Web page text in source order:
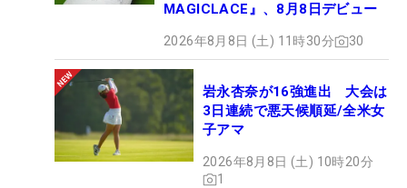
MAGICLACE』、8月8日デビュー
2026年8月8日 (土) 11時30分 30
岩永杏奈が16強進出 大会は
3日連続で悪天候順延/全米女
子アマ
2026年8月8日 (土) 10時20分
1